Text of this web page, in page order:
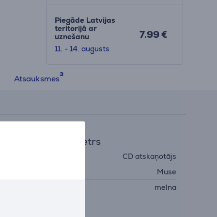
Piegāde Latvijas
teritorijā ar
uznešanu
11. - 14. augusts
7.99 €
Atsauksmes
Vispārējais parametrs
CD atskaņotājs
Muse
melna